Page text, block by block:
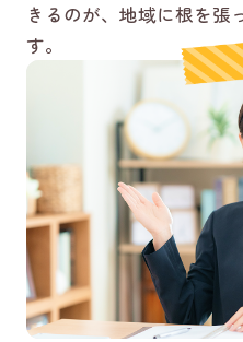
きるのが、地域に根を張
す。